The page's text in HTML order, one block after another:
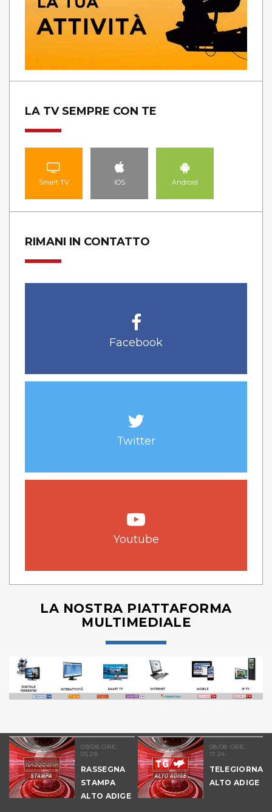
LA TV SEMPRE CON TE
Smart TV IOS Android
RIMANI IN CONTATTO
Facebook
Twitter
Youtube
LA NOSTRA PIATTAFORMA
MULTIMEDIALE
09/08 ORE:
05.28
RASSEGNA
STAMPA
ALTO ADIGE
08/08 ORE:
17.24
ALTO ADIGE